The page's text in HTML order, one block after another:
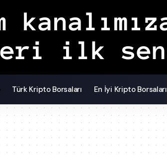
Türk Kripto Borsaları En İyi Kripto Borsaları